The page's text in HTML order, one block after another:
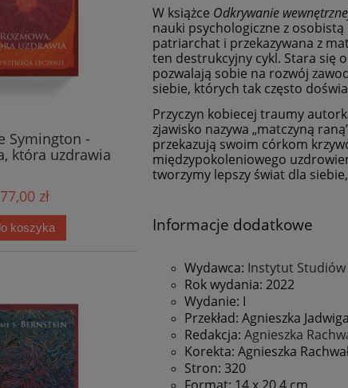
Symington -
która uzdrawia
77,00 zł
koszyka
W książce Odkrywanie
nauki psychologiczne z
patriarchat i przekazywana z
ten destrukcyjny cykl. Stara się
pozwalają sobie na rozwój
siebie, których tak często
Przyczyn kobiecej traumy
zjawisko nazywa „matczyną
przekazują swoim córkom
międzypokoleniowego
tworzymy lepszy świat dla
Informacje dodatkowe
Wydawca: Instytut
Rok wydania: 2022
Wydanie: I
Przekład: Agnieszka
Redakcja: Agnieszka
Korekta: Agnieszka
Stron: 320